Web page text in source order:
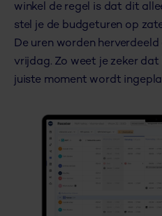
winkel de regel is dat dit
stel je de budgeturen op
De uren worden
vrijdag. Zo weet je zeker
juiste moment wordt